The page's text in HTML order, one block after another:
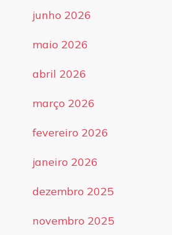
junho 2026
maio 2026
abril 2026
março 2026
fevereiro 2026
janeiro 2026
dezembro 2025
novembro 2025